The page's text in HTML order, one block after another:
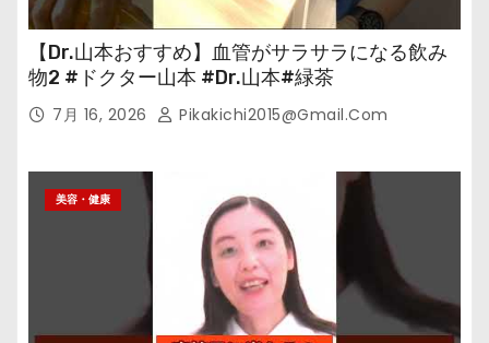
【Dr.山本おすすめ】血管がサラサラになる飲み
物2 #ドクター山本 #Dr.山本#緑茶
7月 16, 2026 Pikakichi2015@gmail.com
美容・健康